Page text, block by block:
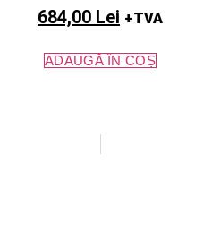
684,00 Lei +TVA
ADAUGĂ ÎN COȘ